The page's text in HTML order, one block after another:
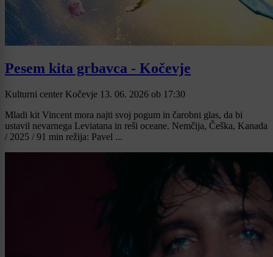
Pesem kita grbavca - Kočevje
Kulturni center Kočevje 13. 06. 2026 ob 17:30
Mladi kit Vincent mora najti svoj pogum in čarobni glas, da bi
ustavil nevarnega Leviatana in reši oceane. Nemčija, Češka, Kanada
/ 2025 / 91 min režija: Pavel ...